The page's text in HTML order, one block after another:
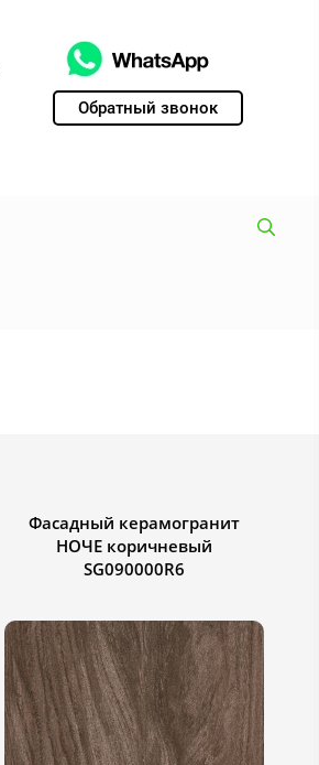
Обратный звонок
Фасадный керамогранит
НОЧЕ коричневый
SG090000R6